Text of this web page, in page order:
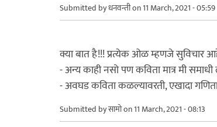
Submitted byधनवन्तीon 11 March, 2021 - 05:59
क्या बात है!!! प्रत्येक ओळ म्हणजे सुविचार
- अन्य काही नसो पण कविता मात्र मी
- अवघड कविता कळल्यावरती, एखादा
Submitted byसामोon 11 March, 2021 - 08:13